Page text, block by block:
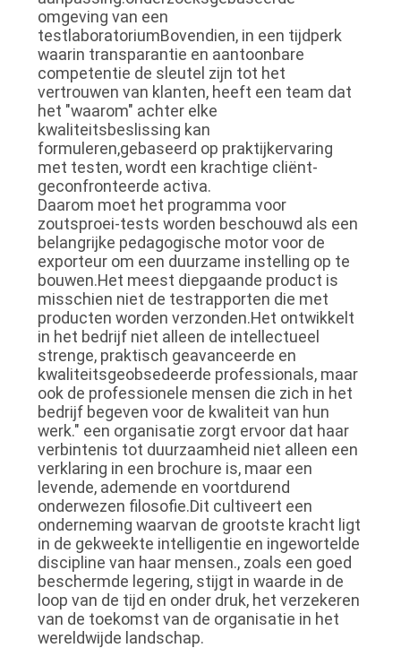
omgeving van een
testlaboratoriumBovendien, in een tijdperk
waarin transparantie en aantoonbare
competentie de sleutel zijn tot het
vertrouwen van klanten, heeft een team dat
het "waarom" achter elke
kwaliteitsbeslissing kan
formuleren,gebaseerd op praktijkervaring
met testen, wordt een krachtige cliënt-
geconfronteerde activa.
Daarom moet het programma voor
zoutsproei-tests worden beschouwd als een
belangrijke pedagogische motor voor de
exporteur om een duurzame instelling op te
bouwen.Het meest diepgaande product is
misschien niet de testrapporten die met
producten worden verzonden.Het ontwikkelt
in het bedrijf niet alleen de intellectueel
strenge, praktisch geavanceerde en
kwaliteitsgeobsedeerde professionals, maar
ook de professionele mensen die zich in het
bedrijf begeven voor de kwaliteit van hun
werk." een organisatie zorgt ervoor dat haar
verbintenis tot duurzaamheid niet alleen een
verklaring in een brochure is, maar een
levende, ademende en voortdurend
onderwezen filosofie.Dit cultiveert een
onderneming waarvan de grootste kracht ligt
in de gekweekte intelligentie en ingewortelde
discipline van haar mensen., zoals een goed
beschermde legering, stijgt in waarde in de
loop van de tijd en onder druk, het verzekeren
van de toekomst van de organisatie in het
wereldwijde landschap.